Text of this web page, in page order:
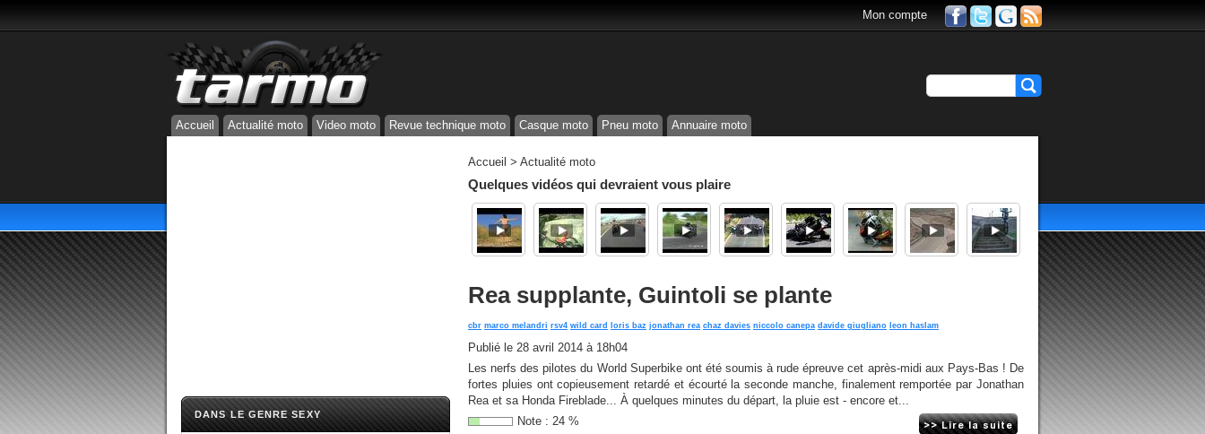
Mon compte
Accueil Actualité moto Video moto Revue technique moto Casque moto Pneu moto Annuaire moto
DANS LE GENRE SEXY
Accueil > Actualité moto
Quelques vidéos qui devraient vous plaire
Rea supplante, Guintoli se plante
cbr marco melandri rsv4 wild card loris baz jonathan rea chaz davies niccolo canepa davide giugliano leon haslam
Publié le 28 avril 2014 à 18h04
Les nerfs des pilotes du World Superbike ont été soumis à rude épreuve cet après-midi aux Pays-Bas ! De
fortes pluies ont copieusement retardé et écourté la seconde manche, finalement remportée par Jonathan
Rea et sa Honda Fireblade... À quelques minutes du départ, la pluie est - encore et...
Note : 24 %